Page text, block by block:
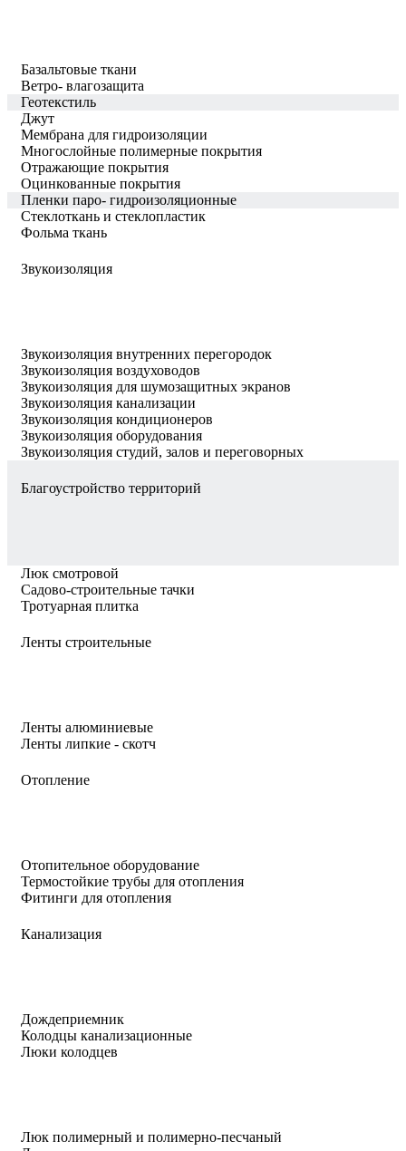
Базальтовые ткани
Ветро- влагозащита
Геотекстиль
Джут
Мембрана для гидроизоляции
Многослойные полимерные покрытия
Отражающие покрытия
Оцинкованные покрытия
Пленки паро- гидроизоляционные
Стеклоткань и стеклопластик
Фольма ткань
Звукоизоляция
Звукоизоляция внутренних перегородок
Звукоизоляция воздуховодов
Звукоизоляция для шумозащитных экранов
Звукоизоляция канализации
Звукоизоляция кондиционеров
Звукоизоляция оборудования
Звукоизоляция студий, залов и переговорных
Благоустройство территорий
Люк смотровой
Садово-строительные тачки
Тротуарная плитка
Ленты строительные
Ленты алюминиевые
Ленты липкие - скотч
Отопление
Отопительное оборудование
Термостойкие трубы для отопления
Фитинги для отопления
Канализация
Дождеприемник
Колодцы канализационные
Люки колодцев
Люк полимерный и полимерно-песчаный